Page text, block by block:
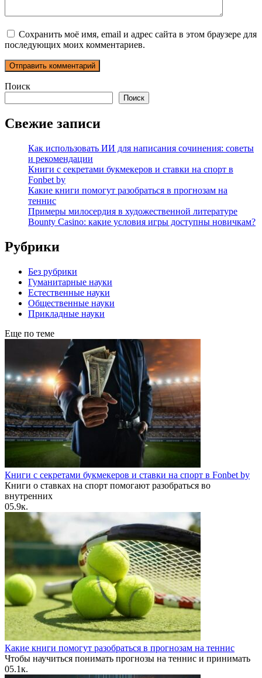
Сохранить моё имя, email и адрес сайта в этом браузере для
последующих моих комментариев.
Поиск
Поиск
Свежие записи
Как использовать ИИ для написания сочинения: советы
и рекомендации
Книги с секретами букмекеров и ставки на спорт в
Fonbet by
Какие книги помогут разобраться в прогнозам на
теннис
Примеры милосердия в художественной литературе
Bounty Casino: какие условия игры доступны новичкам?
Рубрики
Без рубрики
Гуманитарные науки
Естественные науки
Общественные науки
Прикладные науки
Еще по теме
Книги с секретами букмекеров и ставки на спорт в Fonbet by
Книги о ставках на спорт помогают разобраться во
внутренних
05.9к.
Какие книги помогут разобраться в прогнозам на теннис
Чтобы научиться понимать прогнозы на теннис и принимать
05.1к.